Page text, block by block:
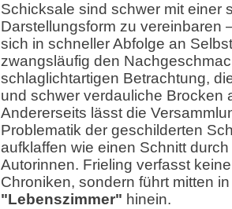
Schicksale sind schwer mit einer
Darstellungsform zu vereinbaren
sich in schneller Abfolge an
zwangsläufig den
schlaglichtartigen Betrachtung,
und schwer verdauliche Brocken
Andererseits lässt die
Problematik der geschilderten
aufklaffen wie einen Schnitt
Autorinnen. Frieling verfasst
Chroniken, sondern führt mitten
"Lebenszimmer" hinein.